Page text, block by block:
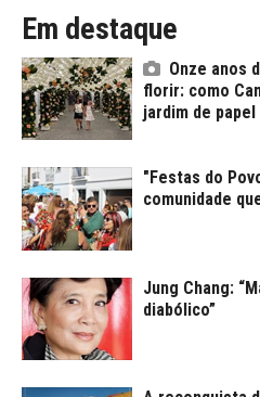
Em destaque
Onze anos
florir: como
jardim de papel
"Festas do
comunidade
Jung Chang:
diabólico”